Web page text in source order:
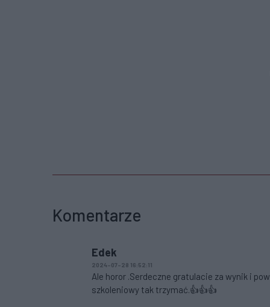
Komentarze
Edek
2024-07-28 16:52:11
Ale horor .Serdeczne gratulacie za wynik i
szkoleniowy tak trzymać.👍👍👍